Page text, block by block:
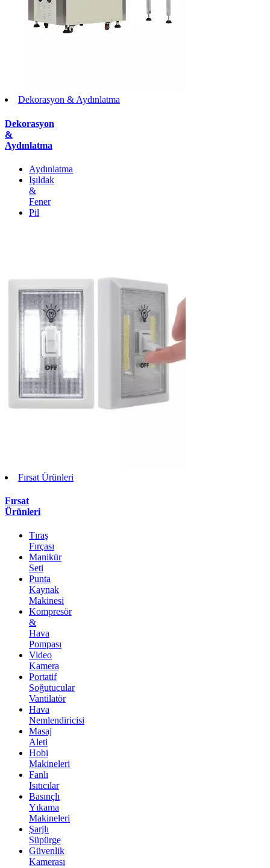
Dekorasyon & Aydınlatma
Dekorasyon
&
Aydınlatma
Aydınlatma
Işıldak
&
Fener
Pil
Fırsat Ürünleri
Fırsat
Ürünleri
Tıraş
Fırçası
Manikür
Seti
Punta
Kaynak
Makinesi
Kompresör
&
Hava
Pompası
Video
Kamera
Portatif
Soğutucular
Vantilatör
Hava
Nemlendiricisi
Masaj
Aleti
Hobi
Makineleri
Fanlı
Isıtıcılar
Basınçlı
Yıkama
Makineleri
Şarjlı
Süpürge
Güvenlik
Kamerası